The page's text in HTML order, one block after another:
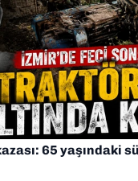
65 yaşındaki